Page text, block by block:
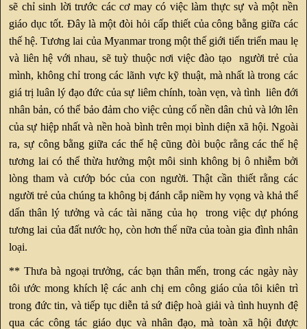
sẽ chỉ sinh lời trước các cơ may có việc làm thực sự và một nền
giáo dục tốt. Đây là một đòi hỏi cấp thiết của công bằng giữa các
thế hệ. Tương lai của Myanmar trong một thế giới tiến triển mau lẹ
và liên hệ với nhau, sẽ tuỳ thuộc nơi việc đào tạo người trẻ của
mình, không chỉ trong các lãnh vực kỹ thuật, mà nhất là trong các
giá trị luân lý đạo đức của sự liêm chính, toàn vẹn, và tình liên đới
nhân bản, có thể bảo đảm cho việc củng cố nền dân chủ và lớn lên
của sự hiệp nhất và nền hoà bình trên mọi bình diện xã hội. Ngoài
ra, sự công bằng giữa các thế hệ cũng đòi buộc rằng các thế hệ
tương lai có thể thừa hưởng một môi sinh không bị ô nhiễm bởi
lòng tham và cướp bóc của con người. Thật cần thiết rằng các
người trẻ của chúng ta không bị đánh cắp niềm hy vọng và khả thể
dấn thân lý tưởng và các tài năng của họ trong việc dự phóng
tương lai của đất nước họ, còn hơn thế nữa của toàn gia đình nhân
loại.
** Thưa bà ngoại trưởng, các bạn thân mến, trong các ngày này
tôi ước mong khích lệ các anh chị em công giáo của tôi kiên trì
trong đức tin, và tiếp tục diễn tả sứ điệp hoà giải và tình huynh đệ
qua các công tác giáo dục và nhân đạo, mà toàn xã hội được